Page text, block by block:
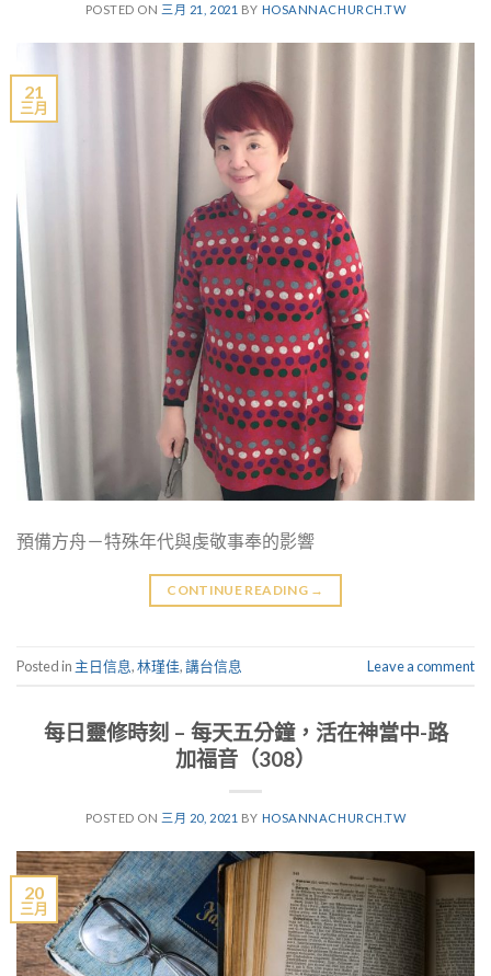
POSTED ON 三月 21, 2021 BY HOSANNACHURCH.TW
21
三月
預備方舟－特殊年代與虔敬事奉的影響
CONTINUE READING →
Posted in 主日信息,林瑾佳,講台信息 Leave a comment
每日靈修時刻 – 每天五分鐘，活在神當中-路
加福音（308）
POSTED ON 三月 20, 2021 BY HOSANNACHURCH.TW
20
三月